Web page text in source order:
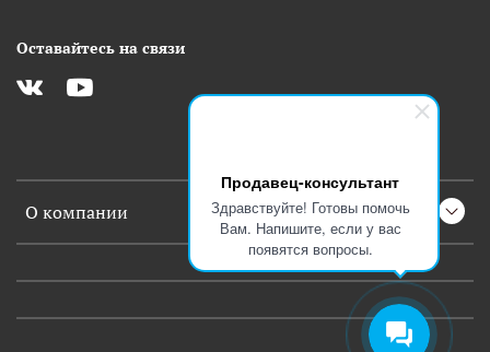
Продавец-консультант
Здравствуйте! Готовы помочь
Вам. Напишите, если у вас
появятся вопросы.
О компании
Оставайтесь на связи